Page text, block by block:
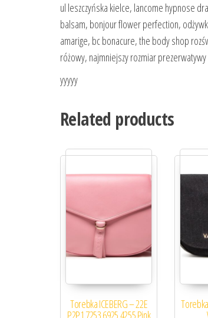
ul leszczyńska kielce, lancome hypnose
balsam, bonjour flower perfection,
amarige, bc bonacure, the body shop
różowy, najmniejszy rozmiar prezerwatywy
yyyyy
Related products
Torebka ICEBERG – 22E
P2P1 7253 6925 4255 Pink